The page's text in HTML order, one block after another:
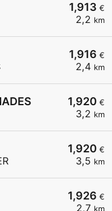
1,913 €
2,2 km
1,916 €
2,4 km
1,920 €
3,2 km
1,920 €
3,5 km
1,926 €
2,7 km